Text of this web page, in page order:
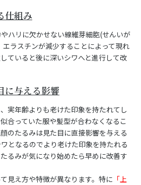
仕組み
ハリに欠かせない線維芽細胞(せんいが
エラスチンが減少することによって現れ
ていると後に深いシワへと進行して改
に与える影響
実年齢よりも老けた印象を持たれてし
合っていた服や髪型が合わなくなるこ
のたるみは見た目に直接影響を与える
となるのでより老けた印象を持たれる
るみが気になり始めたら早めに改善す
見え方や特徴が異なります。特に 「上